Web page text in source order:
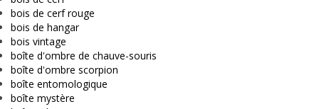
bois de cerf rouge
bois de hangar
bois vintage
boîte d'ombre de chauve-souris
boîte d'ombre scorpion
boîte entomologique
boîte mystère